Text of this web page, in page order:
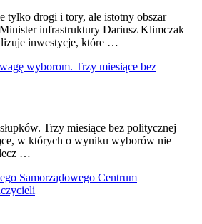
tylko drogi i tory, ale istotny obszar
infrastruktury Dariusz Klimczak
inwestycje, które …
wyborom. Trzy miesiące bez
Trzy miesiące bez politycznej
w których o wyniku wyborów nie
…
Samorządowego Centrum